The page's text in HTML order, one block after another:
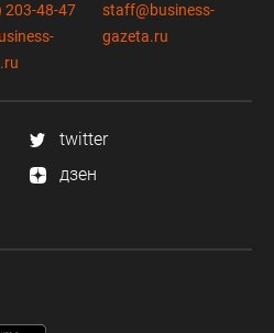
203-48-47
staff@business-
gazeta.ru
twitter
дзен